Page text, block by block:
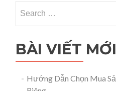
BÀI VIẾT
Hướng Dẫn Chọn Mua